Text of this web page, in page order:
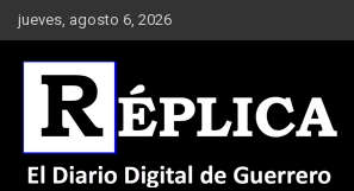
Saltar
al
contenido
jueves, agosto 6, 2026